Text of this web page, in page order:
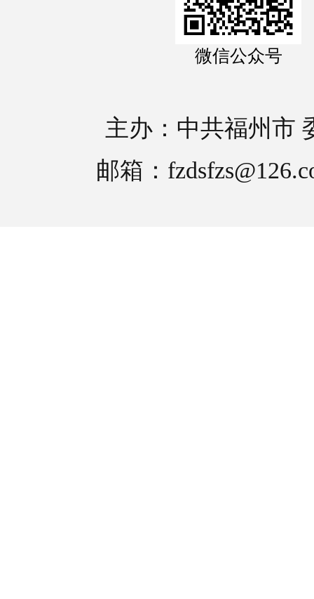
微信公众号
主办：中共福州市
邮箱：